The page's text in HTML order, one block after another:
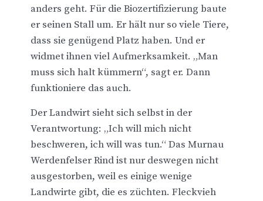
anders geht. Für die Biozertifizierung baute
er seinen Stall um. Er hält nur so viele Tiere,
dass sie genügend Platz haben. Und er
widmet ihnen viel Aufmerksamkeit. „Man
muss sich halt kümmern“, sagt er. Dann
funktioniere das auch.
Der Landwirt sieht sich selbst in der
Verantwortung: „Ich will mich nicht
beschweren, ich will was tun.“ Das Murnau
Werdenfelser Rind ist nur deswegen nicht
ausgestorben, weil es einige wenige
Landwirte gibt, die es züchten. Fleckvieh